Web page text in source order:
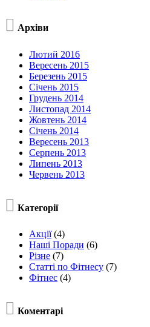
 Архіви
Лютий 2016
Вересень 2015
Березень 2015
Січень 2015
Грудень 2014
Листопад 2014
Жовтень 2014
Січень 2014
Вересень 2013
Серпень 2013
Липень 2013
Червень 2013
 Категорії
Акції(4)
Наші Поради (6)
Різне (7)
Статті по Фітнесу (7)
Фітнес (4)
 Коментарі